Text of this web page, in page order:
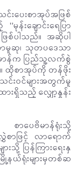
ပေးစာအုပ်အဖြစ်
န်းချောင်းရေပြာ
ြစ်ပါသည်။ အဆိုပါ
ာမူဆု၊ သုတပဒေသာ
မာန်က ပြည်သူ့လက်စွဲ
ထိုစာအုပ်ကို တန်ဖိုး
င်းဝင်များအတွက်မူ
ရှိသည့် လျှော့နှုန်း
စာပေဗိမာန်ရုံးသို့
ြင့် လာရောက်
သို့ ပြန်ကြားရေးနှ
နယ်ရုံးများမှတစ်ဆ